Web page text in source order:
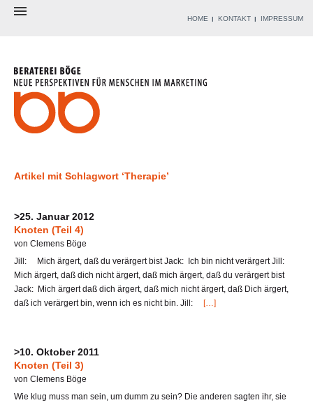
ANGEBOT
WERKZEUGKISTE
REFERENZEN
HOME KONTAKT IMPRESSUM
Artikel mit Schlagwort ‘Therapie’
>25. Januar 2012
Knoten (Teil 4)
von Clemens Böge
Jill: Mich ärgert, daß du verärgert bist Jack: Ich bin nicht verärgert Jill:
Mich ärgert, daß dich nicht ärgert, daß mich ärgert, daß du verärgert bist
Jack: Mich ärgert daß dich ärgert, daß mich nicht ärgert, daß Dich ärgert,
daß ich verärgert bin, wenn ich es nicht bin. Jill:
[…]
>10. Oktober 2011
Knoten (Teil 3)
von Clemens Böge
Wie klug muss man sein, um dumm zu sein? Die anderen sagten ihr, sie